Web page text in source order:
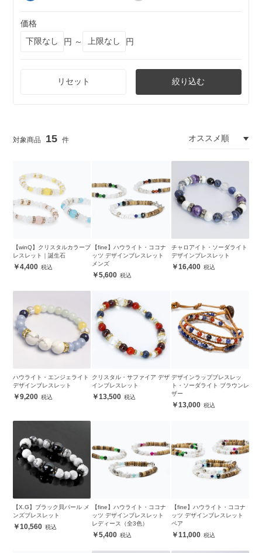
価格
円 ～
円
リセット 絞り込む
15
【winQ】クリスタルカラーブ
レスレット｜誕生石
4,400
【fine】ハウライト・ココナ
ッツ デザインブレスレット
メンズ
5,600
チャロアイト・ソーダライト
デザインブレスレット
16,400
ハウライト・エンジェライト
デザインブレスレット
9,200
クリスタル・サファイア デザ
インブレスレット
13,500
デザインラップブレスレッ
ト・ソーダライト ブラウンレ
ザー
13,000
【X.G】ブラック貝パール メ
ンズブレスレット
10,560
【fine】ハウライト・ココナ
ッツ デザインブレスレット
レディース（全3色）
5,400
【fine】ハウライト・ココナ
ッツ デザインブレスレット
ペア
11,000